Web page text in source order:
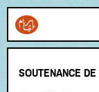
SOUTENANCE